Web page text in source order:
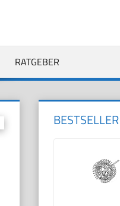
RATGEBER
BESTSELLER